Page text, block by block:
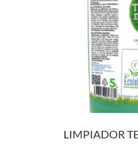
LIMPIADOR